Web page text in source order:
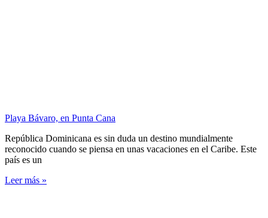
Playa Bávaro, en Punta Cana
República Dominicana es sin duda un destino mundialmente
reconocido cuando se piensa en unas vacaciones en el Caribe. Este
país es un
Leer más »